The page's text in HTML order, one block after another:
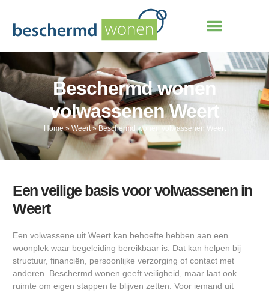
Beschermd wonen
volwassenen Weert
Home» Weert»Beschermd wonen volwassenen Weert
Een veilige basis voor volwassenen in
Weert
Een volwassene uit Weert kan behoefte hebben aan een
woonplek waar begeleiding bereikbaar is. Dat kan helpen bij
structuur, financiën, persoonlijke verzorging of contact met
anderen. Beschermd wonen geeft veiligheid, maar laat ook
ruimte om eigen stappen te blijven zetten. Voor iemand uit